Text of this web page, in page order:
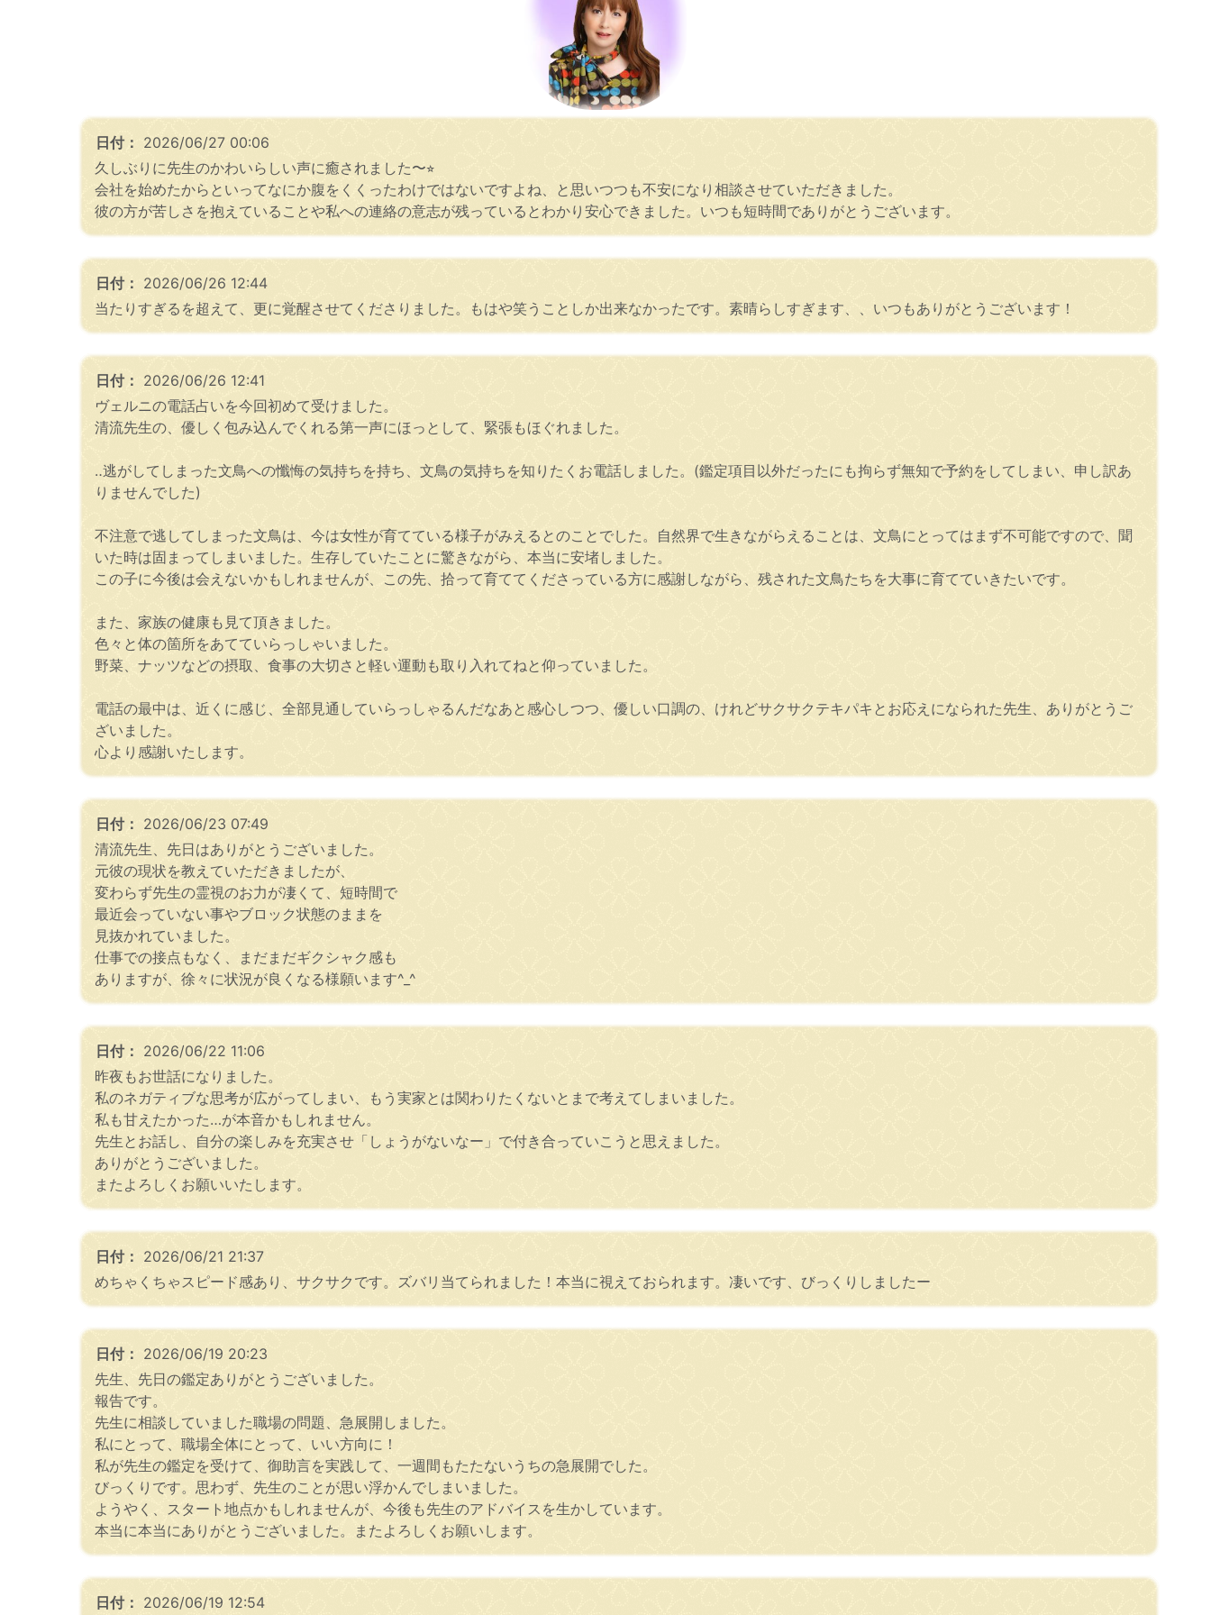
日付： 2026/06/27 00:06
久しぶりに先生のかわいらしい声に癒されました〜⭐︎
会社を始めたからといってなにか腹をくくったわけではないですよね、と思いつつも不安になり相談させていただきました。
彼の方が苦しさを抱えていることや私への連絡の意志が残っているとわかり安心できました。いつも短時間でありがとうございます。
日付： 2026/06/26 12:44
当たりすぎるを超えて、更に覚醒させてくださりました。もはや笑うことしか出来なかったです。素晴らしすぎます、、いつもありがとうございます！
日付： 2026/06/26 12:41
ヴェルニの電話占いを今回初めて受けました。
清流先生の、優しく包み込んでくれる第一声にほっとして、緊張もほぐれました。
‥逃がしてしまった文鳥への懺悔の気持ちを持ち、文鳥の気持ちを知りたくお電話しました。(鑑定項目以外だったにも拘らず無知で予約をしてしまい、申し訳あ
りませんでした)
不注意で逃してしまった文鳥は、今は女性が育てている様子がみえるとのことでした。自然界で生きながらえることは、文鳥にとってはまず不可能ですので、聞
いた時は固まってしまいました。生存していたことに驚きながら、本当に安堵しました。
この子に今後は会えないかもしれませんが、この先、拾って育ててくださっている方に感謝しながら、残された文鳥たちを大事に育てていきたいです。
また、家族の健康も見て頂きました。
色々と体の箇所をあてていらっしゃいました。
野菜、ナッツなどの摂取、食事の大切さと軽い運動も取り入れてねと仰っていました。
電話の最中は、近くに感じ、全部見通していらっしゃるんだなあと感心しつつ、優しい口調の、けれどサクサクテキパキとお応えになられた先生、ありがとうご
ざいました。
心より感謝いたします。
日付： 2026/06/23 07:49
清流先生、先日はありがとうございました。
元彼の現状を教えていただきましたが、
変わらず先生の霊視のお力が凄くて、短時間で
最近会っていない事やブロック状態のままを
見抜かれていました。
仕事での接点もなく、まだまだギクシャク感も
ありますが、徐々に状況が良くなる様願います^_^
日付： 2026/06/22 11:06
昨夜もお世話になりました。
私のネガティブな思考が広がってしまい、もう実家とは関わりたくないとまで考えてしまいました。
私も甘えたかった…が本音かもしれません。
先生とお話し、自分の楽しみを充実させ「しょうがないなー」で付き合っていこうと思えました。
ありがとうございました。
またよろしくお願いいたします。
日付： 2026/06/21 21:37
めちゃくちゃスピード感あり、サクサクです。ズバリ当てられました！本当に視えておられます。凄いです、びっくりしましたー
日付： 2026/06/19 20:23
先生、先日の鑑定ありがとうございました。
報告です。
先生に相談していました職場の問題、急展開しました。
私にとって、職場全体にとって、いい方向に！
私が先生の鑑定を受けて、御助言を実践して、一週間もたたないうちの急展開でした。
びっくりです。思わず、先生のことが思い浮かんでしまいました。
ようやく、スタート地点かもしれませんが、今後も先生のアドバイスを生かしています。
本当に本当にありがとうございました。またよろしくお願いします。
日付： 2026/06/19 12:54